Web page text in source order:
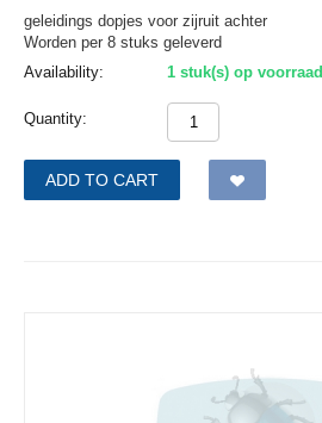
geleidings dopjes voor zijruit achter
Worden per 8 stuks geleverd
Availability:
1 stuk(s) op voorraad
Quantity:
ADD TO CART